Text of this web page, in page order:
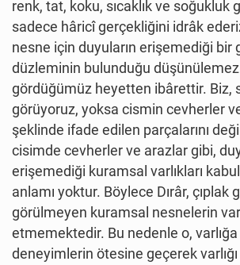
renk, tat, koku, sıcaklık ve soğukluk
sadece hâricî gerçekliğini idrâk
nesne için duyuların erişemediği bir
düzleminin bulunduğu
gördüğümüz heyetten ibârettir. Biz,
görüyoruz, yoksa cismin cevherler
şeklinde ifade edilen parçalarını
cisimde cevherler ve arazlar gibi,
erişemediği kuramsal varlıkları
anlamı yoktur. Böylece Dırâr, çıplak
görülmeyen kuramsal nesnelerin
etmemektedir. Bu nedenle o, varlığa
deneyimlerin ötesine geçerek varlığı